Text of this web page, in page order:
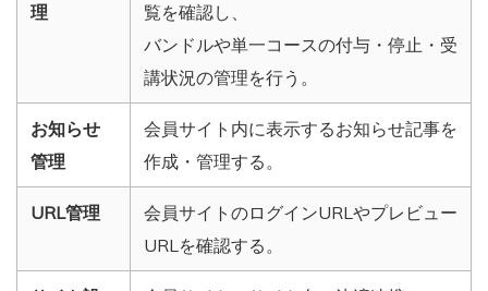
理
覧を確認し、
バンドルや単一コースの付与・停止・受
講状況の管理を行う。
お知らせ
管理
会員サイト内に表示するお知らせ記事を
作成・管理する。
URL管理
会員サイトのログインURLやプレビュー
URLを確認する。